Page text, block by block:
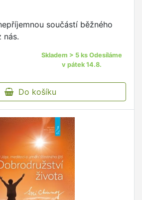
součástí běžného
nás.
Skladem > 5 ks Odesíláme
v pátek 14.8.
Do košíku